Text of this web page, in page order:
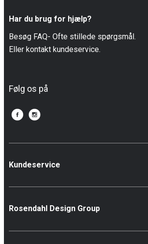
Har du brug for hjælp?
Besøg FAQ- Ofte stillede spørgsmål.
Eller kontakt kundeservice.
Følg os på
Kundeservice
Rosendahl Design Group